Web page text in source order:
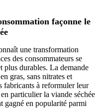
façonne le
une transformation
des consommateurs se
plus durables. La demande
gras, sans nitrates et
fabricants à reformuler leur
particulier la viande séchée
gagné en popularité parmi